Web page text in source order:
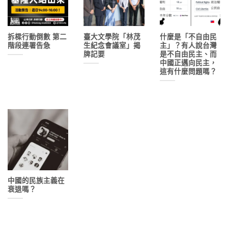
拆樑行動倒數 第二
階段連署告急
臺大文學院「林茂
生紀念會議室」揭
牌記要
什麼是「不自由民
主」？有人說台灣
是不自由民主、而
中國正邁向民主，
這有什麼問題嗎？
中國的民族主義在
衰退嗎？